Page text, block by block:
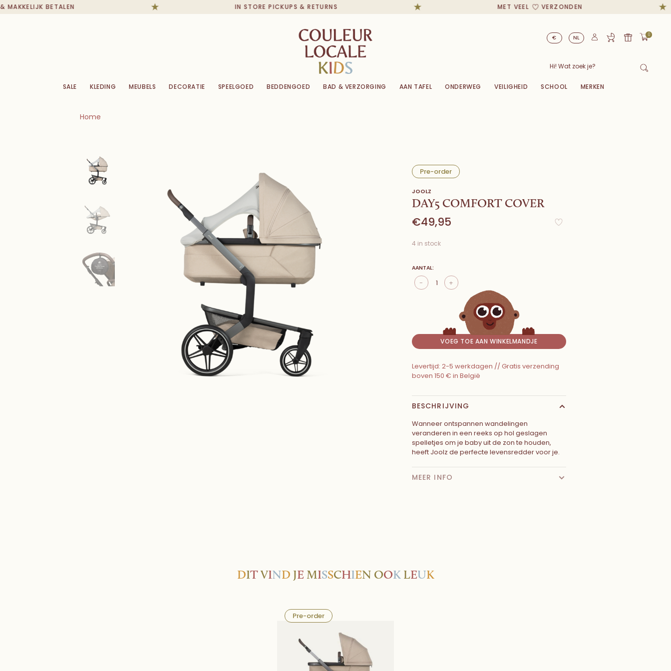
BETALEN IN STORE PICKUPS & RETURNS MET VEEL VERZONDEN
€ NL 0
SALE KLEDING MEUBELS DECORATIE SPEELGOED BEDDENGOED BAD & VERZORGING AAN TAFEL ONDERWEG VEILIGHEID SCHOOL MERKEN
Home
Pre-order
JOOLZ
DAY5 COMFORT COVER
€49,95
4 in stock
AANTAL:
+
-
VOEG TOE AAN WINKELMANDJE
Levertijd: 2-5 werkdagen // Gratis verzending
boven 150 € in België
BESCHRIJVING
Wanneer ontspannen wandelingen
veranderen in een reeks op hol geslagen
spelletjes om je baby uit de zon te houden,
heeft Joolz de perfecte levensredder voor je.
MEER INFO
DITVIND JE MISSCHIEN OOK LEUK
Pre-order